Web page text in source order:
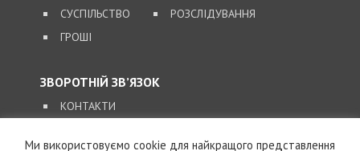
СУСПІЛЬСТВО
ГРОШІ
РОЗСЛІДУВАННЯ
ЗВОРОТНІЙ ЗВ’ЯЗОК
КОНТАКТИ
Ми використовуємо cookie для найкращого представлення